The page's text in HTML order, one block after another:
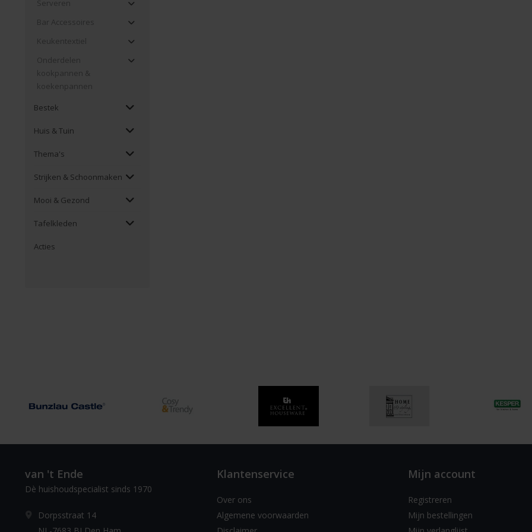
Serveren
Bar Accessoires
Keukentextiel
Onderdelen
kookpannen &
koekenpannen
Bestek
Huis & Tuin
Thema's
Strijken & Schoonmaken
Mooi & Gezond
Tafelkleden
Acties
van 't Ende
Dè huishoudspecialist sinds 1970
Dorpsstraat 14
Klantenservice
Over ons
Algemene voorwaarden
Mijn account
Registreren
Mijn bestellingen